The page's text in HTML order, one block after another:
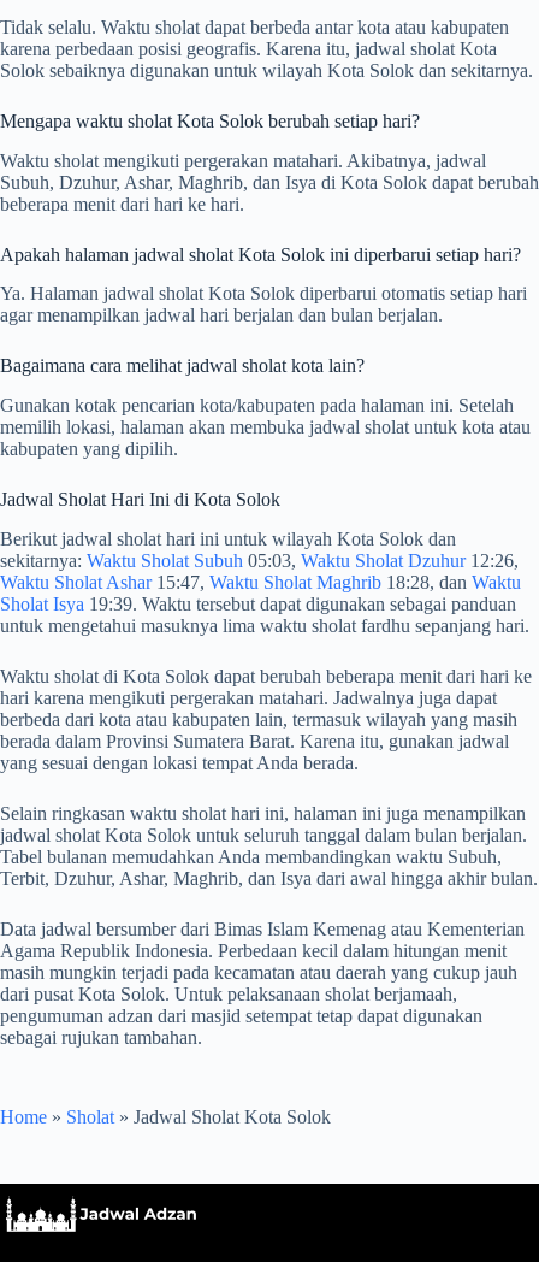
Tidak selalu. Waktu sholat dapat berbeda antar kota atau kabupaten
karena perbedaan posisi geografis. Karena itu, jadwal sholat Kota
Solok sebaiknya digunakan untuk wilayah Kota Solok dan sekitarnya.
Mengapa waktu sholat Kota Solok berubah setiap hari?
Waktu sholat mengikuti pergerakan matahari. Akibatnya, jadwal
Subuh, Dzuhur, Ashar, Maghrib, dan Isya di Kota Solok dapat berubah
beberapa menit dari hari ke hari.
Apakah halaman jadwal sholat Kota Solok ini diperbarui setiap hari?
Ya. Halaman jadwal sholat Kota Solok diperbarui otomatis setiap hari
agar menampilkan jadwal hari berjalan dan bulan berjalan.
Bagaimana cara melihat jadwal sholat kota lain?
Gunakan kotak pencarian kota/kabupaten pada halaman ini. Setelah
memilih lokasi, halaman akan membuka jadwal sholat untuk kota atau
kabupaten yang dipilih.
Jadwal Sholat Hari Ini di Kota Solok
Berikut jadwal sholat hari ini untuk wilayah Kota Solok dan
sekitarnya: Waktu Sholat Subuh 05:03, Waktu Sholat Dzuhur12:26,
Waktu Sholat Ashar15:47, Waktu Sholat Maghrib 18:28, dan Waktu
Sholat Isya 19:39. Waktu tersebut dapat digunakan sebagai panduan
untuk mengetahui masuknya lima waktu sholat fardhu sepanjang hari.
Waktu sholat di Kota Solok dapat berubah beberapa menit dari hari ke
hari karena mengikuti pergerakan matahari. Jadwalnya juga dapat
berbeda dari kota atau kabupaten lain, termasuk wilayah yang masih
berada dalam Provinsi Sumatera Barat. Karena itu, gunakan jadwal
yang sesuai dengan lokasi tempat Anda berada.
Selain ringkasan waktu sholat hari ini, halaman ini juga menampilkan
jadwal sholat Kota Solok untuk seluruh tanggal dalam bulan berjalan.
Tabel bulanan memudahkan Anda membandingkan waktu Subuh,
Terbit, Dzuhur, Ashar, Maghrib, dan Isya dari awal hingga akhir bulan.
Data jadwal bersumber dari Bimas Islam Kemenag atau Kementerian
Agama Republik Indonesia. Perbedaan kecil dalam hitungan menit
masih mungkin terjadi pada kecamatan atau daerah yang cukup jauh
dari pusat Kota Solok. Untuk pelaksanaan sholat berjamaah,
pengumuman adzan dari masjid setempat tetap dapat digunakan
sebagai rujukan tambahan.
Home » Sholat » Jadwal Sholat Kota Solok